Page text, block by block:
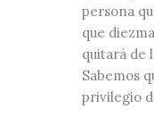
persona
que
quitará de
Sabemos
privilegio